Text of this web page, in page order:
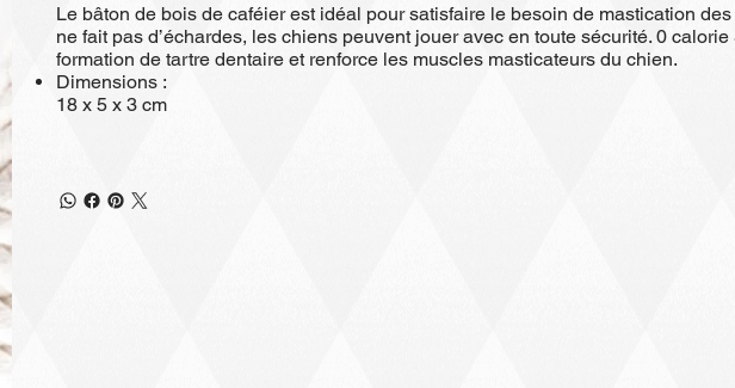
Le bâton de bois de caféier est idéal pour satisfaire le besoin de mastication
ne fait pas d’échardes, les chiens peuvent jouer avec en toute sécurité. 0
formation de tartre dentaire et renforce les muscles masticateurs du chien.
Dimensions :
18 x 5 x 3 cm